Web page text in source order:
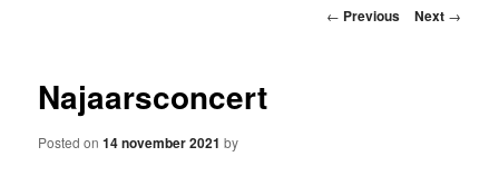
Post
← Previous Next →
Najaarsconcert
Posted on14 november 2021 by